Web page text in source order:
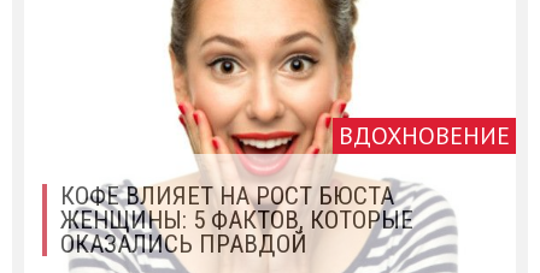
ВДОХНОВЕНИЕ
КОФЕ ВЛИЯЕТ НА РОСТ БЮСТА
ЖЕНЩИНЫ: 5 ФАКТОВ, КОТОРЫЕ
ОКАЗАЛИСЬ ПРАВДОЙ